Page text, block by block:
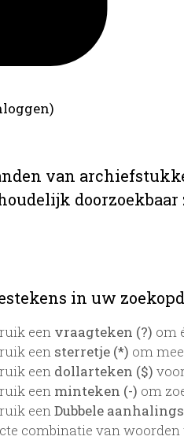
van
doorzoekbaar
in uw
een vraagteken (?) om
een sterretje (*) om
een dollarteken ($)
een minteken (-) om
eenDubbele
combinatie van woorden